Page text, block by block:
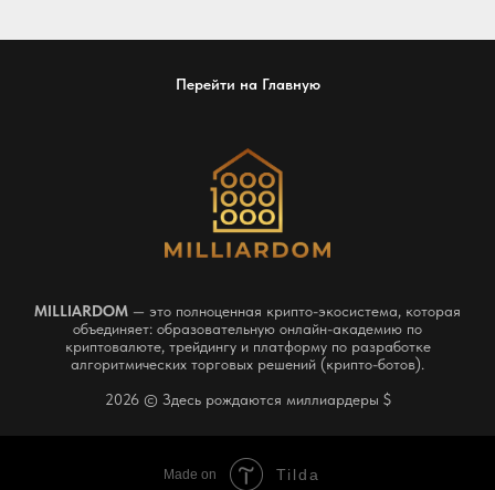
Перейти на Главную
MILLIARDOM — это полноценная крипто-экосистема, которая
объединяет: образовательную онлайн-академию по
криптовалюте, трейдингу и платформу по разработке
алгоритмических торговых решений (крипто-ботов).
2026 © Здесь рождаются миллиардеры $
Made on Tilda